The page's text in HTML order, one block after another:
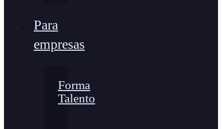
Para
empresas
Forma
Talento